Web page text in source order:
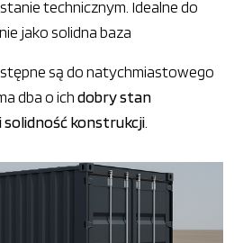
technicznym. Idealne do
jako solidna baza
są do natychmiastowego
dba o ichdobry stan
solidność konstrukcji